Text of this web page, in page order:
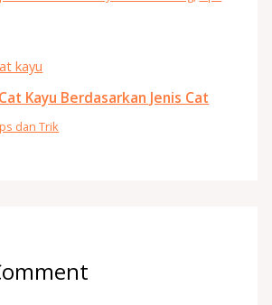
Kayu Berdasarkan Jenis Cat
dan Trik